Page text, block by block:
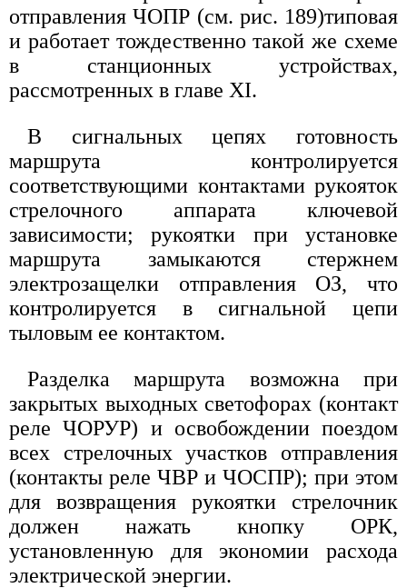
отправления ЧОПР (см. рис. 189)типовая
и работает тождественно такой же схеме
в станционных устройствах,
рассмотренных в главе XI.
В сигнальных цепях готовность
маршрута контролируется
соответствующими контактами рукояток
стрелочного аппарата ключевой
зависимости; рукоятки при установке
маршрута замыкаются стержнем
электрозащелки отправления ОЗ, что
контролируется в сигнальной цепи
тыловым ее контактом.
Разделка маршрута возможна при
закрытых выходных светофорах (контакт
реле ЧОРУР) и освобождении поездом
всех стрелочных участков отправления
(контакты реле ЧВР и ЧОСПР); при этом
для возвращения рукоятки стрелочник
должен нажать кнопку ОРК,
установленную для экономии расхода
электрической энергии.